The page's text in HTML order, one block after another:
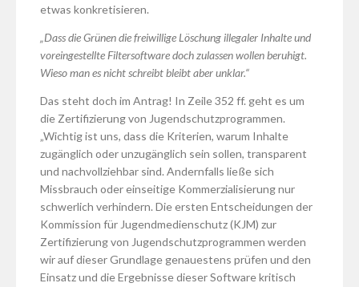
etwas konkretisieren.
„Dass die Grünen die freiwillige Löschung illegaler Inhalte und
voreingestellte Filtersoftware doch zulassen wollen beruhigt.
Wieso man es nicht schreibt bleibt aber unklar.“
Das steht doch im Antrag! In Zeile 352 ff. geht es um
die Zertifizierung von Jugendschutzprogrammen.
„Wichtig ist uns, dass die Kriterien, warum Inhalte
zugänglich oder unzugänglich sein sollen, transparent
und nachvollziehbar sind. Andernfalls ließe sich
Missbrauch oder einseitige Kommerzialisierung nur
schwerlich verhindern. Die ersten Entscheidungen der
Kommission für Jugendmedienschutz (KJM) zur
Zertifizierung von Jugendschutzprogrammen werden
wir auf dieser Grundlage genauestens prüfen und den
Einsatz und die Ergebnisse dieser Software kritisch